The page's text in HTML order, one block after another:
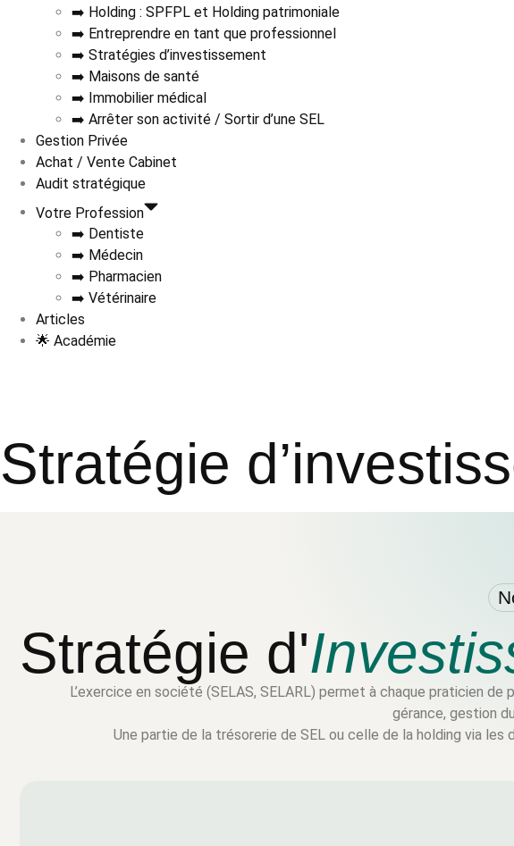
➡️ Holding : SPFPL et Holding patrimoniale
➡️ Entreprendre en tant que professionnel
➡️ Stratégies d’investissement
➡️ Maisons de santé
➡️ Immobilier médical
➡️ Arrêter son activité / Sortir d’une SEL
Gestion Privée
Achat / Vente Cabinet
Audit stratégique
Votre Profession
➡️ Dentiste
➡️ Médecin
➡️ Pharmacien
➡️ Vétérinaire
Articles
🌟 Académie
Stratégie
Stratégie d'
L’exercice en société (SELAS, SELARL) permet à chaque praticien
gérance, gestion
Une partie de la trésorerie de SEL ou celle de la holding via